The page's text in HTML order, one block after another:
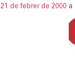
21 de febrer de 2000 a